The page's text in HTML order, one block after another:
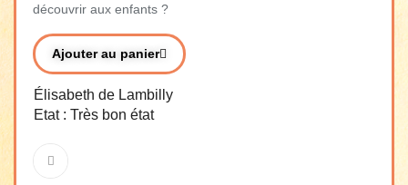
découvrir aux enfants ?
Ajouter au panier
Élisabeth de Lambilly
Etat : Très bon état